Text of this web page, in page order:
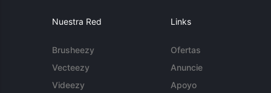
Nuestra Red
Brusheezy
Vecteezy
Videezy
Links
Ofertas
Anuncie
Apoyo